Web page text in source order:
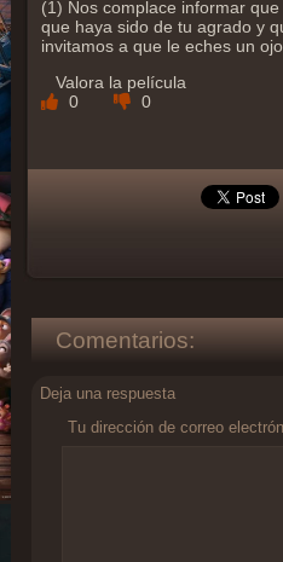
(1) Nos complace informar
que haya sido de tu agrado y
invitamos a que le eches un
Valora la película
0
0
Comentarios:
Deja una respuesta
Tu dirección de correo